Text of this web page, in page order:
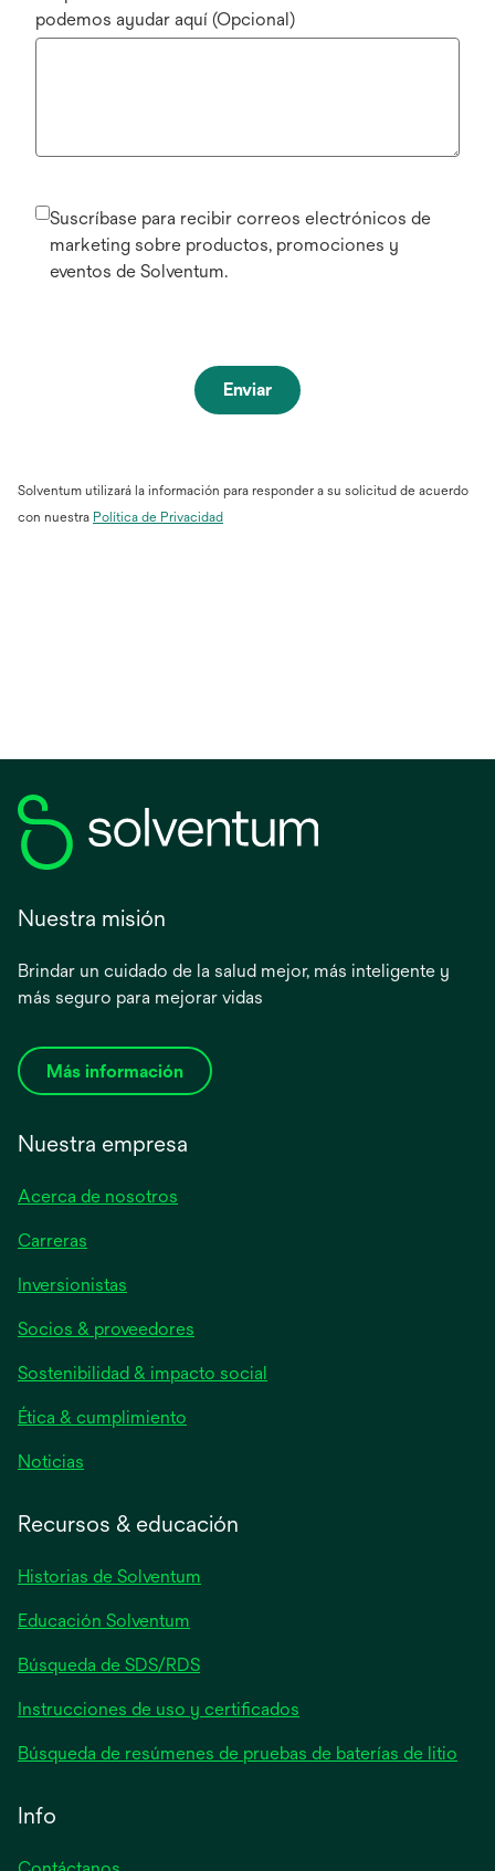
podemos ayudar aquí (Opcional)
Suscríbase para recibir correos electrónicos de
marketing sobre productos, promociones y
eventos de Solventum.
Enviar
Solventum utilizará la información para responder a su solicitud de acuerdo
con nuestra Política de Privacidad
Nuestra misión
Brindar un cuidado de la salud mejor, más inteligente y
más seguro para mejorar vidas
Más información
Nuestra empresa
Acerca de nosotros
Carreras
Inversionistas
en
una
pestaña
nueva
Socios & proveedores
Sostenibilidad & impacto social
Ética & cumplimiento
Noticias
pestaña
Recursos & educación
Historias de Solventum
Educación Solventum
Búsqueda de SDS/RDS
Instrucciones de uso y certificados
Búsqueda de resúmenes de pruebas de baterías de litio
Info